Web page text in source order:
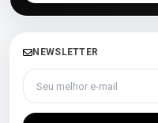
NEWSLETTER
Seu melhor e-mail